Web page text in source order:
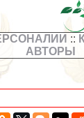
::
АВТОРЫ